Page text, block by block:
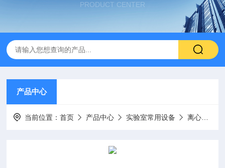
PRODUCT CENTER
产品中心
当前位置：首页 产品中心 实验室常用设备 离心机